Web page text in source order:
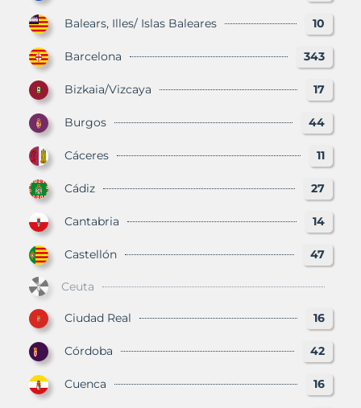
Balears, Illes/ Islas Baleares 10
Barcelona 343
Bizkaia/Vizcaya 17
Burgos 44
Cáceres 11
Cádiz 27
Cantabria 14
Castellón 47
Ceuta
Ciudad Real 16
Córdoba 42
Cuenca 16